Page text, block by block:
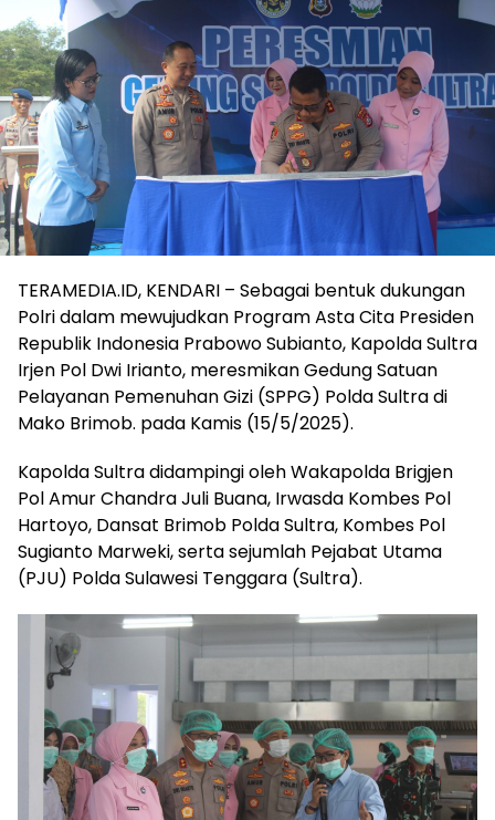
TERAMEDIA.ID, KENDARI – Sebagai bentuk dukungan
Polri dalam mewujudkan Program Asta Cita Presiden
Republik Indonesia Prabowo Subianto, Kapolda Sultra
Irjen Pol Dwi Irianto, meresmikan Gedung Satuan
Pelayanan Pemenuhan Gizi (SPPG) Polda Sultra di
Mako Brimob. pada Kamis (15/5/2025).
Kapolda Sultra didampingi oleh Wakapolda Brigjen
Pol Amur Chandra Juli Buana, Irwasda Kombes Pol
Hartoyo, Dansat Brimob Polda Sultra, Kombes Pol
Sugianto Marweki, serta sejumlah Pejabat Utama
(PJU) Polda Sulawesi Tenggara (Sultra).